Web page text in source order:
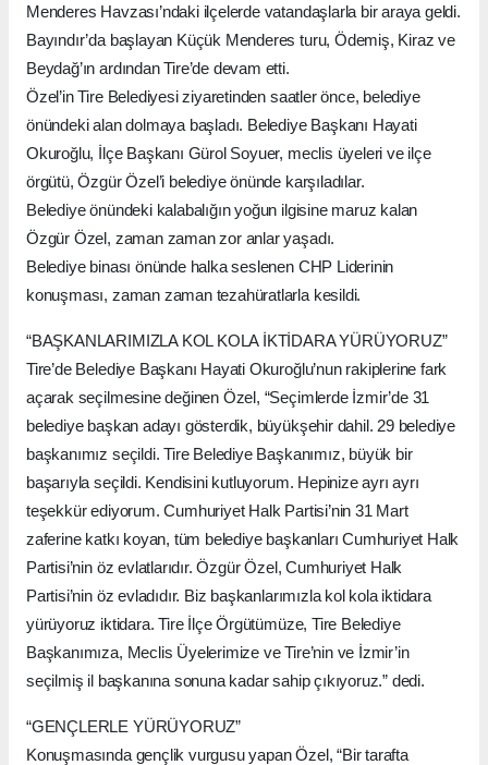
Menderes Havzası’ndaki ilçelerde vatandaşlarla bir araya geldi.
Bayındır’da başlayan Küçük Menderes turu, Ödemiş, Kiraz ve
Beydağ’ın ardından Tire’de devam etti.
Özel’in Tire Belediyesi ziyaretinden saatler önce, belediye
önündeki alan dolmaya başladı. Belediye Başkanı Hayati
Okuroğlu, İlçe Başkanı Gürol Soyuer, meclis üyeleri ve ilçe
örgütü, Özgür Özel’i belediye önünde karşıladılar.
Belediye önündeki kalabalığın yoğun ilgisine maruz kalan
Özgür Özel, zaman zaman zor anlar yaşadı.
Belediye binası önünde halka seslenen CHP Liderinin
konuşması, zaman zaman tezahüratlarla kesildi.
“BAŞKANLARIMIZLA KOL KOLA İKTİDARA YÜRÜYORUZ”
Tire’de Belediye Başkanı Hayati Okuroğlu’nun rakiplerine fark
açarak seçilmesine değinen Özel, “Seçimlerde İzmir’de 31
belediye başkan adayı gösterdik, büyükşehir dahil. 29 belediye
başkanımız seçildi. Tire Belediye Başkanımız, büyük bir
başarıyla seçildi. Kendisini kutluyorum. Hepinize ayrı ayrı
teşekkür ediyorum. Cumhuriyet Halk Partisi’nin 31 Mart
zaferine katkı koyan, tüm belediye başkanları Cumhuriyet Halk
Partisi’nin öz evlatlarıdır. Özgür Özel, Cumhuriyet Halk
Partisi’nin öz evladıdır. Biz başkanlarımızla kol kola iktidara
yürüyoruz iktidara. Tire İlçe Örgütümüze, Tire Belediye
Başkanımıza, Meclis Üyelerimize ve Tire’nin ve İzmir’in
seçilmiş il başkanına sonuna kadar sahip çıkıyoruz.” dedi.
“GENÇLERLE YÜRÜYORUZ”
Konuşmasında gençlik vurgusu yapan Özel, “Bir tarafta